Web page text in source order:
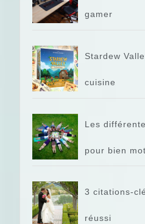
gamer
Stardew
cuisine
Les
pour bien
3 citations-
réussi